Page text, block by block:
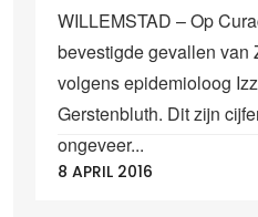
WILLEMSTAD – Op
bevestigde gevallen van
volgens epidemioloog
Gerstenbluth. Dit zijn
ongeveer...
8 APRIL 2016